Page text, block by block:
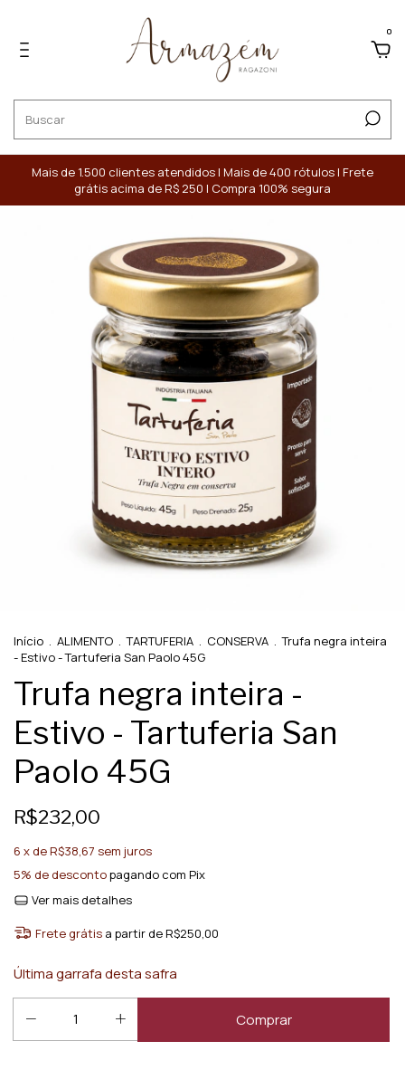
0
Mais de 1.500 clientes atendidos | Mais de 400 rótulos | Frete
grátis acima de R$ 250 | Compra 100% segura
Início . ALIMENTO . TARTUFERIA . CONSERVA . Trufa negra inteira
- Estivo - Tartuferia San Paolo 45G
Trufa negra inteira -
Estivo - Tartuferia San
Paolo 45G
R$232,00
6 x deR$38,67 sem juros
5% de descontopagando com Pix
Ver mais detalhes
Frete grátis a partir deR$250,00
Última garrafa desta safra